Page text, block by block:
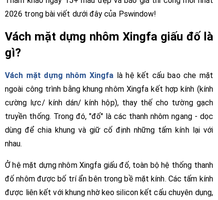
2026 trong bài viết dưới đây của Pswindow!
Vách mặt dựng nhôm Xingfa giấu đố là
gì?
Vách mặt dựng nhôm Xingfa là hệ kết cấu bao che mặt
ngoài công trình bằng khung nhôm Xingfa kết hợp kính (kính
cường lực/ kính dán/ kính hộp), thay thế cho tường gạch
truyền thống. Trong đó, "đố" là các thanh nhôm ngang - dọc
dùng để chia khung và giữ cố định những tấm kính lại với
nhau.
Ở hệ mặt dựng nhôm Xingfa giấu đố, toàn bộ hệ thống thanh
đố nhôm được bố trí ẩn bên trong bề mặt kính. Các tấm kính
được liên kết với khung nhờ keo silicon kết cấu chuyên dụng,